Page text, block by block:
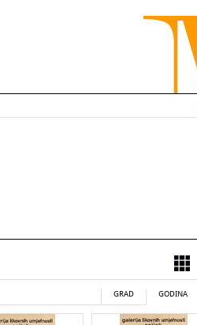
GRAD GODINA